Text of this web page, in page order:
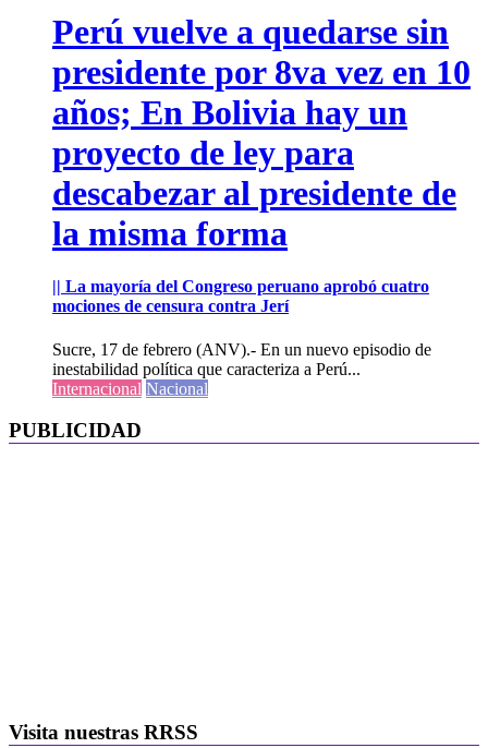
Perú vuelve a quedarse sin
presidente por 8va vez en 10
años; En Bolivia hay un
proyecto de ley para
descabezar al presidente de
la misma forma
|| La mayoría del Congreso peruano aprobó cuatro
mociones de censura contra Jerí
Sucre, 17 de febrero (ANV).- En un nuevo episodio de
inestabilidad política que caracteriza a Perú...
Internacional Nacional
PUBLICIDAD
Visita nuestras RRSS